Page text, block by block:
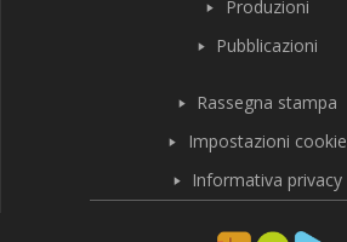
Produzioni
Pubblicazioni
Rassegna stampa
Impostazioni cookie
Informativa privacy